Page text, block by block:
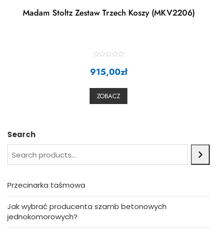
Madam Stoltz Zestaw Trzech Koszy (MKV2206)
a
t
u
915,00zł
ZOBACZ
Search
Przecinarka taśmowa
Jak wybrać producenta szamb betonowych
jednokomorowych?